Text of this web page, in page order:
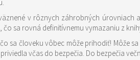
a hrozí im, že v nich budú blúdiť až dovtedy, kým nezačne rozklad
sa rovná definitívnemu vymazaniu z
sa človeku vôbec môže prihodiť! Môže
včas do bezpečia. Do bezpečia